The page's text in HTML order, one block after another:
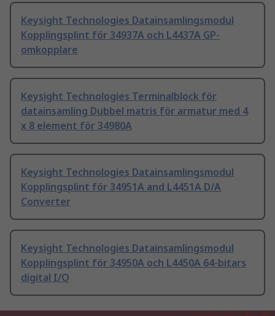
Keysight Technologies Datainsamlingsmodul
Kopplingsplint för 34937A och L4437A GP-
omkopplare
Keysight Technologies Terminalblock för
datainsamling Dubbel matris för armatur med 4
x 8 element för 34980A
Keysight Technologies Datainsamlingsmodul
Kopplingsplint för 34951A and L4451A D/A
Converter
Keysight Technologies Datainsamlingsmodul
Kopplingsplint för 34950A och L4450A 64-bitars
digital I/O